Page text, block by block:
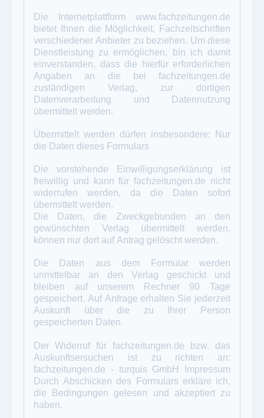
Die Internetplattform www.fachzeitungen.de
bietet Ihnen die Möglichkeit, Fachzeitschriften
verschiedener Anbieter zu beziehen. Um diese
Dienstleistung zu ermöglichen, bin ich damit
einverstanden, dass die hierfür erforderlichen
Angaben an die bei fachzeitungen.de
zuständigen Verlag, zur dortigen
Datenverarbeitung und Datennutzung
übermittelt werden.
Übermittelt werden dürfen insbesondere: Nur
die Daten dieses Formulars
Die vorstehende Einwilligungserklärung ist
freiwillig und kann für fachzeitungen.de nicht
widerrufen werden, da die Daten sofort
übermittelt werden.
Die Daten, die Zweckgebunden an den
gewünschten Verlag übermittelt werden,
können nur dort auf Antrag gelöscht werden.
Die Daten aus dem Formular werden
unmittelbar an den Verlag geschickt und
bleiben auf unserem Rechner 90 Tage
gespeichert. Auf Anfrage erhalten Sie jederzeit
Auskunft über die zu Ihrer Person
gespeicherten Daten.
Der Widerruf für fachzeitungen.de bzw. das
Auskunftsersuchen ist zu richten an:
fachzeitungen.de - turquis GmbH
Impressum
Durch Abschicken des Formulars erkläre ich,
die Bedingungen gelesen und akzeptiert zu
haben.